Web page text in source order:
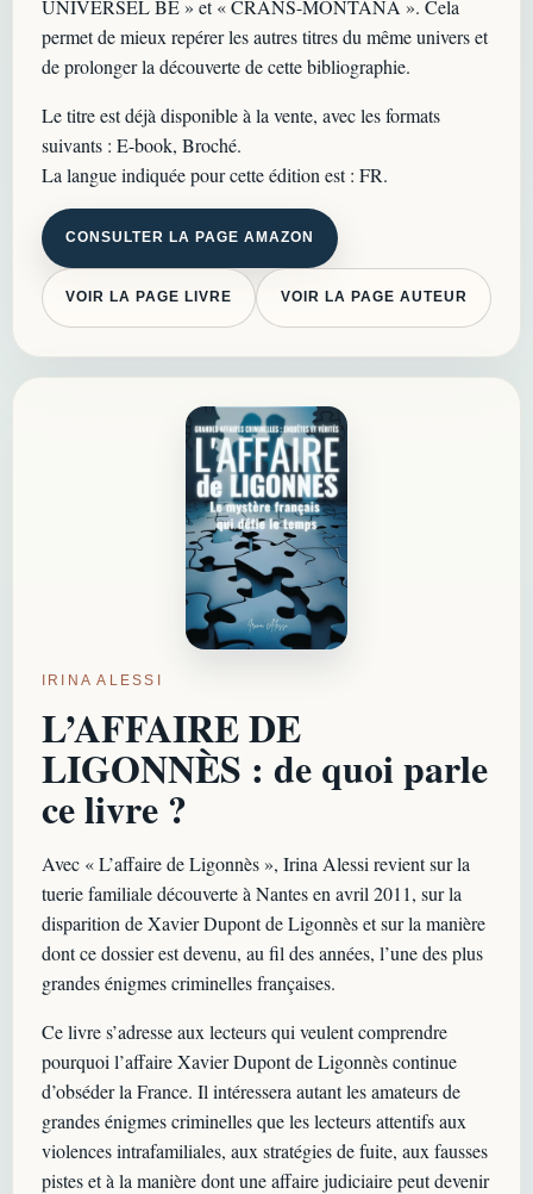
UNIVERSEL BE » et « CRANS-MONTANA ». Cela
permet de mieux repérer les autres titres du même univers et
de prolonger la découverte de cette bibliographie.
Le titre est déjà disponible à la vente, avec les formats
suivants : E-book, Broché.
La langue indiquée pour cette édition est : FR.
CONSULTER LA PAGE AMAZON
VOIR LA PAGE LIVRE VOIR LA PAGE AUTEUR
IRINA ALESSI
L’AFFAIRE DE
LIGONNÈS : de quoi parle
ce livre ?
Avec « L’affaire de Ligonnès », Irina Alessi revient sur la
tuerie familiale découverte à Nantes en avril 2011, sur la
disparition de Xavier Dupont de Ligonnès et sur la manière
dont ce dossier est devenu, au fil des années, l’une des plus
grandes énigmes criminelles françaises.
Ce livre s’adresse aux lecteurs qui veulent comprendre
pourquoi l’affaire Xavier Dupont de Ligonnès continue
d’obséder la France. Il intéressera autant les amateurs de
grandes énigmes criminelles que les lecteurs attentifs aux
violences intrafamiliales, aux stratégies de fuite, aux fausses
pistes et à la manière dont une affaire judiciaire peut devenir